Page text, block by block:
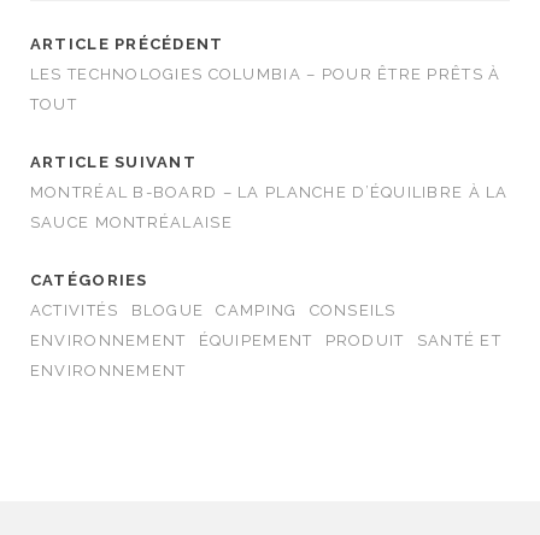
ARTICLE PRÉCÉDENT
LES TECHNOLOGIES COLUMBIA – POUR ÊTRE PRÊTS À
TOUT
ARTICLE SUIVANT
MONTRÉAL B-BOARD – LA PLANCHE D’ÉQUILIBRE À LA
SAUCE MONTRÉALAISE
CATÉGORIES
ACTIVITÉS
BLOGUE CAMPING
CONSEILS
ENVIRONNEMENT
ÉQUIPEMENT PRODUIT
SANTÉ ET
ENVIRONNEMENT